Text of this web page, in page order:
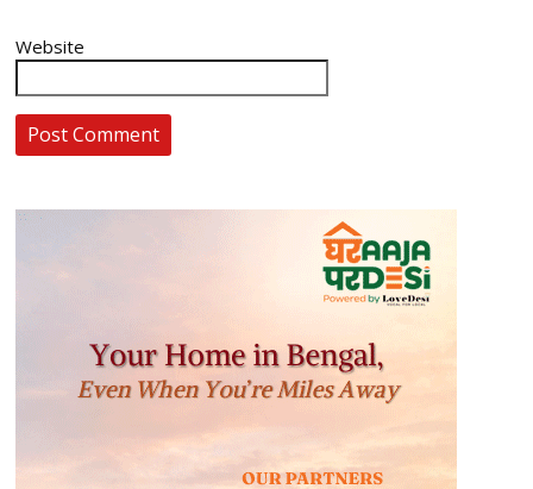
Website